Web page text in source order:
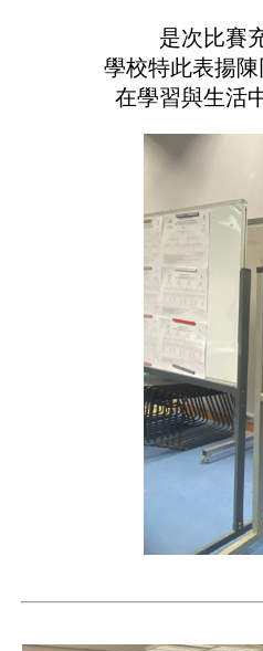
是次比賽
學校特此表揚
在學習與生活